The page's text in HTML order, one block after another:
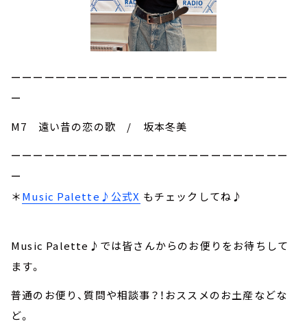
ーーーーーーーーーーーーーーーーーーーーーーーーー
ー
M7 遠い昔の恋の歌 / 坂本冬美
ーーーーーーーーーーーーーーーーーーーーーーーーー
ー
＊Music Palette♪公式X もチェックしてね♪
Music Palette♪では皆さんからのお便りをお待ちして
ます。
普通のお便り、質問や相談事？！おススメのお土産などな
ど。